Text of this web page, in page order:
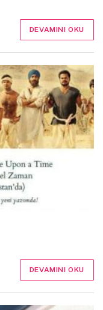
DEVAMINI OKU
DEVAMINI OKU